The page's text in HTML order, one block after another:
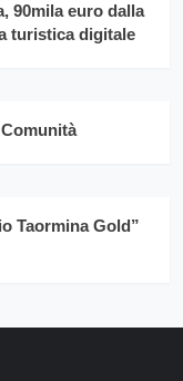
90mila euro dalla
turistica digitale
Taormina Gold”